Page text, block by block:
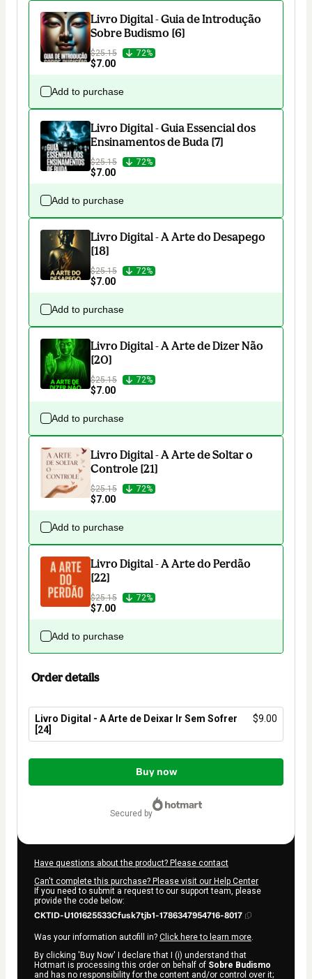
Livro Digital - Guia de Introdução
Sobre Budismo [6]
$25.15 72%
$7.00
Add to purchase
Livro Digital - Guia Essencial dos
Ensinamentos de Buda [7]
$25.15 72%
$7.00
Add to purchase
Livro Digital - A Arte do Desapego
[18]
$25.15 72%
$7.00
Add to purchase
Livro Digital - A Arte de Dizer Não
[20]
$25.15 72%
$7.00
Add to purchase
Livro Digital - A Arte de Soltar o
Controle [21]
$25.15 72%
$7.00
Add to purchase
Livro Digital - A Arte do Perdão
[22]
$25.15 72%
$7.00
Add to purchase
Order details
Livro Digital - A Arte de Deixar Ir Sem Sofrer
[24]
$9.00
Total
$9.00
Buy now
secured by
Have questions about the product? Please contact
Can't complete this purchase? Please visit our Help Center
If you need to submit a request to our support team, please
provide the code below:
CKTID-U101625533Cfusk7tjb1-1786347954716-8017
Was your information autofill in? Click here to learn more.
By clicking 'Buy Now' I declare that I (i) understand that
Hotmart is processing this order on behalf of Sobre Budismo
and has no responsibility for the content and/or control over it;